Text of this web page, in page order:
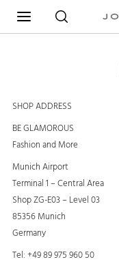
SHOP ADDRESS
BE GLAMOROUS
Fashion and More
Munich Airport
Terminal 1 – Central Area
Shop ZG-E03 – Level 03
85356 Munich
Germany
Tel: +49 89 975 960 50